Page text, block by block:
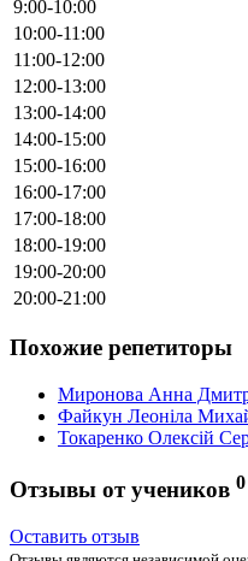
9:00-10:00
10:00-11:00
11:00-12:00
12:00-13:00
13:00-14:00
14:00-15:00
15:00-16:00
16:00-17:00
17:00-18:00
18:00-19:00
19:00-20:00
20:00-21:00
Похожие репетиторы
Миронова Анна
Файкун Леоніла
Токаренко Олексій
Отзывы от учеников 0
Оставить отзыв